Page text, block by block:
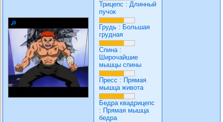
Трицепс : Длинный
пучок
Грудь : Большая
грудная
Спина:
Широчайшие
мышцы спины
Пресс : Прямая
мышца живота
Бедра квадрицепс
: Прямая мышца
бедра